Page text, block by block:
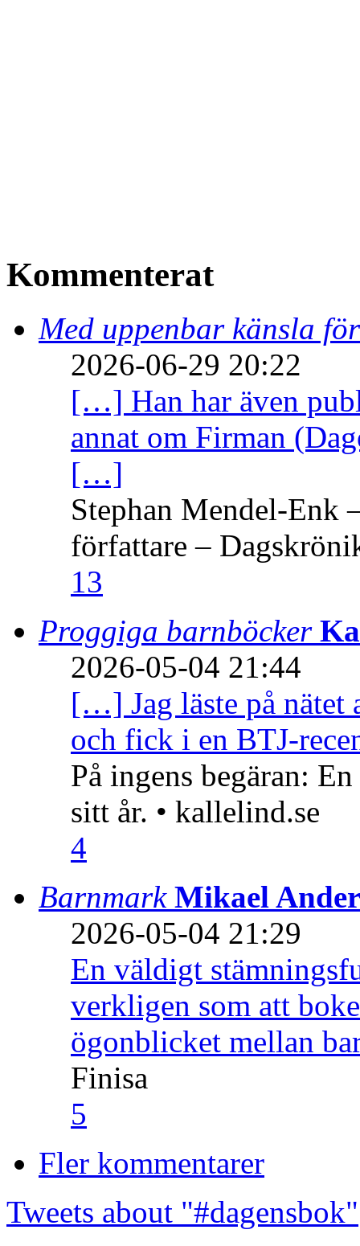
Kommenterat
Med uppenbar känsla
2026-06-29 20:22
[…] Han har även
annat om Firman
[…]
Stephan Mendel-Enk
författare –
13
Proggiga barnböcker
2026-05-04 21:44
[…] Jag läste på nätet
och fick i en BTJ-
På ingens begäran:
sitt år. • kallelind.se
4
Barnmark Mikael
2026-05-04 21:29
En väldigt
verkligen som att
ögonblicket mellan
Finisa
5
Fler kommentarer
Tweets about "#dagensbok"